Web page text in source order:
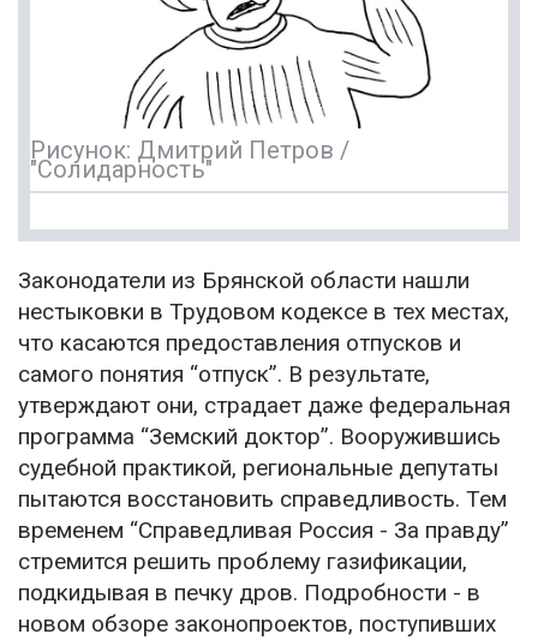
Рисунок: Дмитрий Петров /
"Солидарность"
Законодатели из Брянской области нашли
нестыковки в Трудовом кодексе в тех местах,
что касаются предоставления отпусков и
самого понятия “отпуск”. В результате,
утверждают они, страдает даже федеральная
программа “Земский доктор”. Вооружившись
судебной практикой, региональные депутаты
пытаются восстановить справедливость. Тем
временем “Справедливая Россия - За правду”
стремится решить проблему газификации,
подкидывая в печку дров. Подробности - в
новом обзоре законопроектов, поступивших